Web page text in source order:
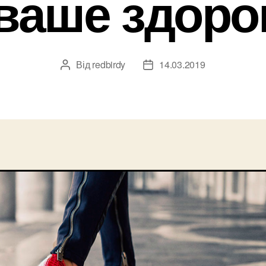
Автор
Від redbirdy
Дата14.03.2019